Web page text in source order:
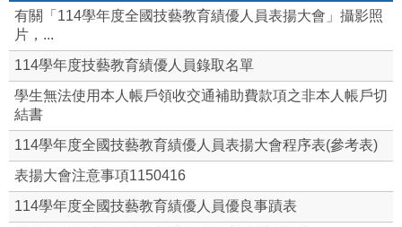
有關「114學年度全國技藝教育績優人員表揚大會」攝影照
片，...
114學年度技藝教育績優人員錄取名單
學生無法使用本人帳戶領收交通補助費款項之非本人帳戶切
結書
114學年度全國技藝教育績優人員表揚大會程序表(參考表)
表揚大會注意事項1150416
114學年度全國技藝教育績優人員優良事蹟表